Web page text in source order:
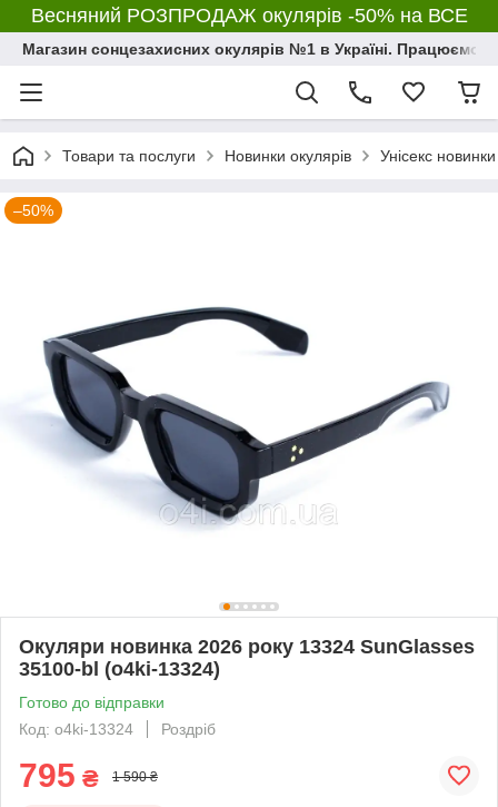
Весняний РОЗПРОДАЖ окулярів -50% на ВСЕ
Магазин сонцезахисних окулярів №1 в Україні. Працюємо з
Товари та послуги Новинки окулярів Унісекс
–50%
Окуляри новинка 2026 року 13324 SunGlasses
35100-bl (o4ki-13324)
Готово до відправки
Код: o4ki-13324
Роздріб
795 ₴ 1 590 ₴